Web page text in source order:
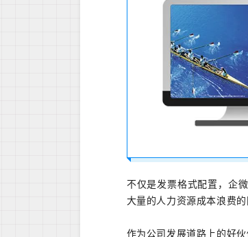
不仅是发票格式配置，企
大量的人力资源成本浪费
作为公司发展道路上的好